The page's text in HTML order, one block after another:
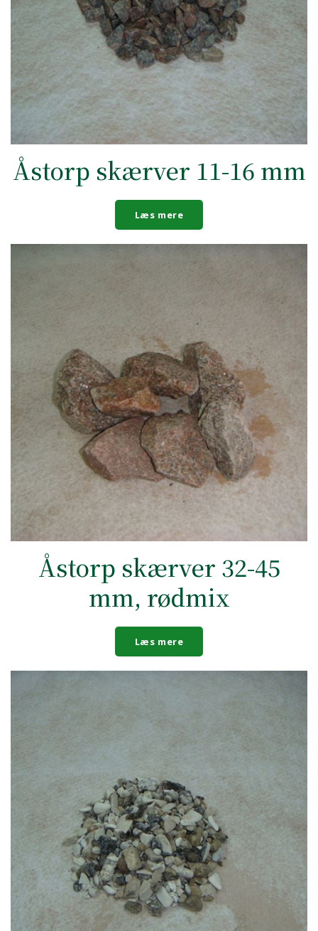
Åstorp skærver 11-16 mm
Læs mere
Åstorp skærver 32-45
mm, rødmix
Læs mere